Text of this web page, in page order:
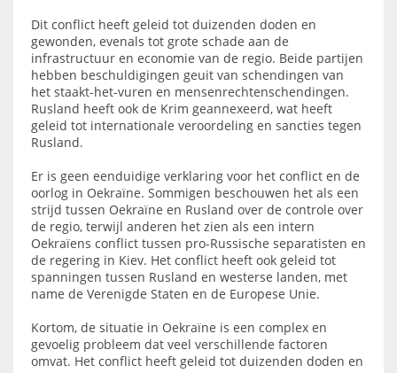
Dit conflict heeft geleid tot duizenden doden en
gewonden, evenals tot grote schade aan de
infrastructuur en economie van de regio. Beide partijen
hebben beschuldigingen geuit van schendingen van
het staakt-het-vuren en mensenrechtenschendingen.
Rusland heeft ook de Krim geannexeerd, wat heeft
geleid tot internationale veroordeling en sancties tegen
Rusland.
Er is geen eenduidige verklaring voor het conflict en de
oorlog in Oekraïne. Sommigen beschouwen het als een
strijd tussen Oekraïne en Rusland over de controle over
de regio, terwijl anderen het zien als een intern
Oekraïens conflict tussen pro-Russische separatisten en
de regering in Kiev. Het conflict heeft ook geleid tot
spanningen tussen Rusland en westerse landen, met
name de Verenigde Staten en de Europese Unie.
Kortom, de situatie in Oekraïne is een complex en
gevoelig probleem dat veel verschillende factoren
omvat. Het conflict heeft geleid tot duizenden doden en